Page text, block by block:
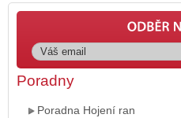
Poradny
Poradna Hojení ran